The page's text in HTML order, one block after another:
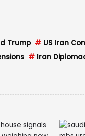
Trump # US Iran
# Iran